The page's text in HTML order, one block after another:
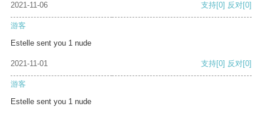
2021-11-06 支持[0] 反对[0]
游客
Estelle sent you 1 nude
2021-11-01 支持[0] 反对[0]
游客
Estelle sent you 1 nude